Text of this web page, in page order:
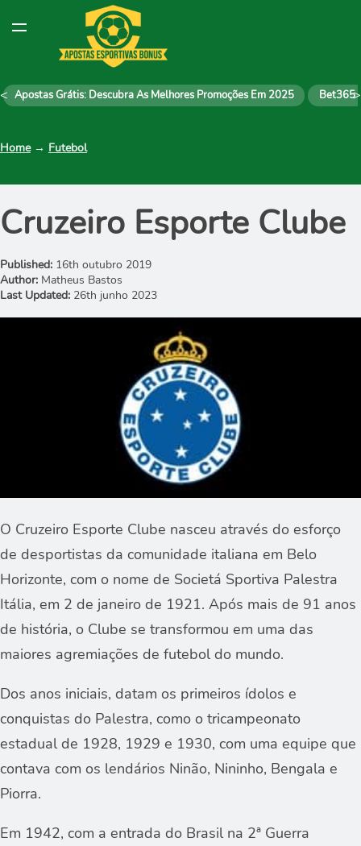
< >
Apostas Grátis: Descubra As Melhores Promoções Em 2025 Bet365
Home→ Futebol
Cruzeiro Esporte Clube
Published: 16th outubro 2019
Author: Matheus Bastos
Last Updated: 26th junho 2023
O Cruzeiro Esporte Clube nasceu através do esforço
de desportistas da comunidade italiana em Belo
Horizonte, com o nome de Societá Sportiva Palestra
Itália, em 2 de janeiro de 1921. Após mais de 91 anos
de história, o Clube se transformou em uma das
maiores agremiações de futebol do mundo.
Dos anos iniciais, datam os primeiros ídolos e
conquistas do Palestra, como o tricampeonato
estadual de 1928, 1929 e 1930, com uma equipe que
contava com os lendários Ninão, Nininho, Bengala e
Piorra.
Em 1942, com a entrada do Brasil na 2ª Guerra